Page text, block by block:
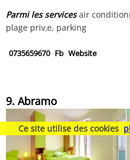
Parmi les servicesair
plage priv‚e, parking
0735659670 Fb Website
9. Abramo
Ce site utilise des cookies